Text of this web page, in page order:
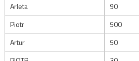
Arleta
90
Piotr
500
Artur
50